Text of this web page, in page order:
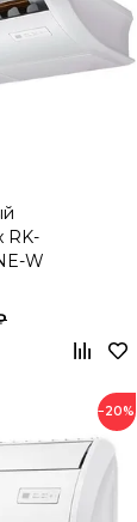
RK-
W
−20%